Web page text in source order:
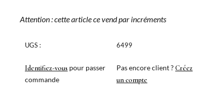
2
HIDRAULIC
Attention : cette article ce vend par incréments
UGS :
Identifiez-vous pour passer
commande
6499
Pas encore client ?Créez
un compte